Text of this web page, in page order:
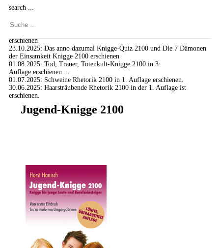
Neuigkeiten:
erschienen
23.10.2025: Das anno dazumal Knigge-Quiz 2100 und Die 7 Dämonen
der Einsamkeit Knigge 2100 erschienen
01.08.2025: Tod, Trauer, Totenkult-Knigge 2100 in 3.
Auflage erschienen ...
01.07.2025: Schweine Rhetorik 2100 in 1. Auflage erschienen.
30.06.2025: Haarsträubende Rhetorik 2100 in der 1. Auflage ist
erschienen.
search ...
Jugend-Knigge 2100